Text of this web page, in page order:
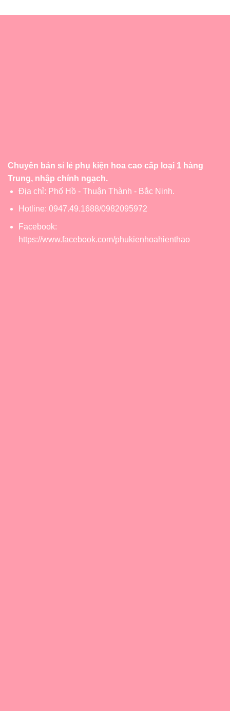
Chuyên bán sỉ lẻ phụ kiện hoa cao cấp loại 1 hàng
Trung, nhập chính ngạch.
Địa chỉ: Phố Hồ - Thuận Thành - Bắc Ninh.
Hotline: 0947.49.1688/0982095972
Facebook:
https://www.facebook.com/phukienhoahienthao